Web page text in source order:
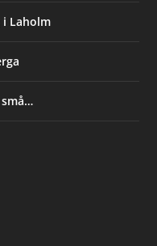
Laholm
små…